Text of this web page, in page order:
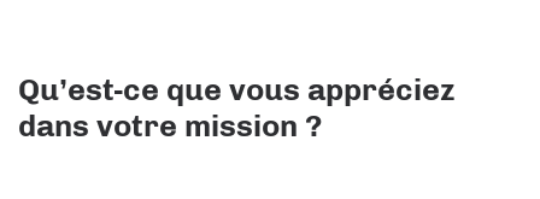
Qu’est-ce que vous appréciez
dans votre mission ?